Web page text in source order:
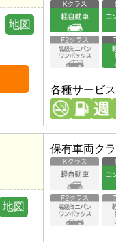
地図
各種サービス
地図
保有車両ク